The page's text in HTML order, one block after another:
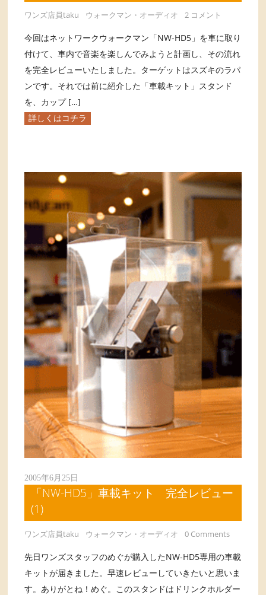
ワンズ店員taku ウォークマン・オーディオ 2 コメント
今回はネットワークウォークマン「NW-HD5」を車に取り
付けて、車内で音楽を楽しんでみようと計画し、その流れ
を完全レビューいたしました。ターゲットはスズキのラパ
ンです。それでは前に紹介した「車載キット」スタンド
を、カップ […]
詳しくはコチラ
2005年6月25日
「NW-HD5」車載キット 完全レビュー
(1)
ワンズ店員taku ウォークマン・オーディオ 0 Comments
先日ワンズスタッフのめぐが購入したNW-HD5専用の車載
キットが届きました。早速レビューしていきたいと思いま
す。ありがとね！めぐ。このスタンドはドリンクホルダー